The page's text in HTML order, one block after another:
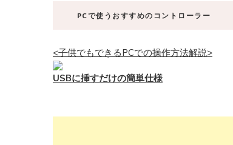
PCで使うおすすめのコントローラー
<子供でもできるPCでの操作方法解説>
USBに挿すだけの簡単仕様